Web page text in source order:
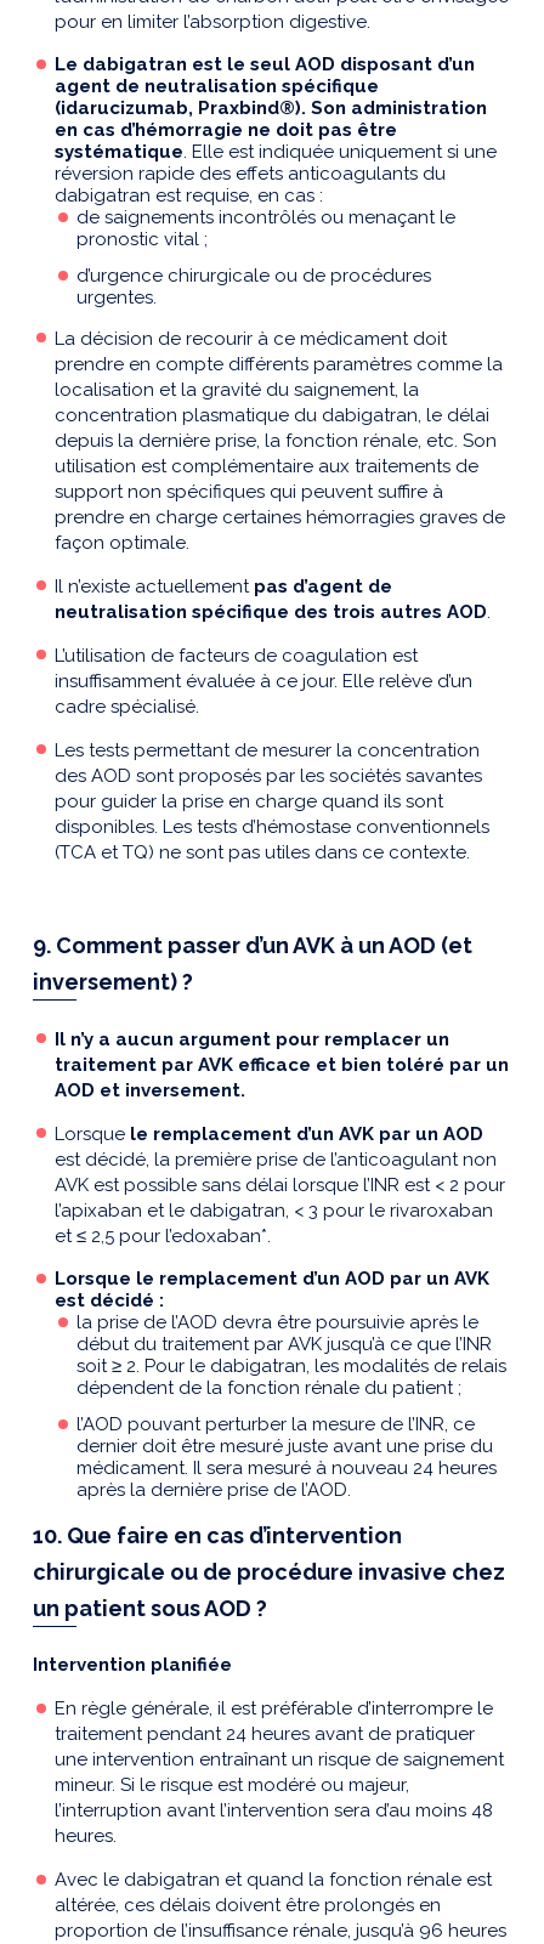
pour en limiter l’absorption digestive.
Le dabigatran est le seul AOD disposant d’un
agent de neutralisation spécifique
(idarucizumab, Praxbind®). Son administration
en cas d’hémorragie ne doit pas être
systématique. Elle est indiquée uniquement si une
réversion rapide des effets anticoagulants du
dabigatran est requise, en cas :
de saignements incontrôlés ou menaçant le
pronostic vital ;
d’urgence chirurgicale ou de procédures
urgentes.
La décision de recourir à ce médicament doit
prendre en compte différents paramètres comme la
localisation et la gravité du saignement, la
concentration plasmatique du dabigatran, le délai
depuis la dernière prise, la fonction rénale, etc. Son
utilisation est complémentaire aux traitements de
support non spécifiques qui peuvent suffire à
prendre en charge certaines hémorragies graves de
façon optimale.
Il n’existe actuellement pas d’agent de
neutralisation spécifique des trois autres AOD.
L’utilisation de facteurs de coagulation est
insuffisamment évaluée à ce jour. Elle relève d’un
cadre spécialisé.
Les tests permettant de mesurer la concentration
des AOD sont proposés par les sociétés savantes
pour guider la prise en charge quand ils sont
disponibles. Les tests d’hémostase conventionnels
(TCA et TQ) ne sont pas utiles dans ce contexte.
9. Comment passer d’un AVK à un AOD (et
inversement) ?
Il n’y a aucun argument pour remplacer un
traitement par AVK efficace et bien toléré par un
AOD et inversement.
Lorsque le remplacement d’un AVK par un AOD
est décidé, la première prise de l’anticoagulant non
AVK est possible sans délai lorsque l’INR est < 2 pour
l’apixaban et le dabigatran, < 3 pour le rivaroxaban
et≤ 2,5 pour l’edoxaban*.
Lorsque le remplacement d’un AOD par un AVK
est décidé :
la prise de l’AOD devra être poursuivie après le
début du traitement par AVK jusqu’à ce que l’INR
soit≥ 2. Pour le dabigatran, les modalités de relais
dépendent de la fonction rénale du patient ;
l’AOD pouvant perturber la mesure de l’INR, ce
dernier doit être mesuré juste avant une prise du
médicament. Il sera mesuré à nouveau 24 heures
après la dernière prise de l’AOD.
10. Que faire en cas d’intervention
chirurgicale ou de procédure invasive chez
un patient sous AOD ?
Intervention planifiée
En règle générale, il est préférable d’interrompre le
traitement pendant 24 heures avant de pratiquer
une intervention entraînant un risque de saignement
mineur. Si le risque est modéré ou majeur,
l’interruption avant l’intervention sera d’au moins 48
heures.
Avec le dabigatran et quand la fonction rénale est
altérée, ces délais doivent être prolongés en
proportion de l’insuffisance rénale, jusqu’à 96 heures